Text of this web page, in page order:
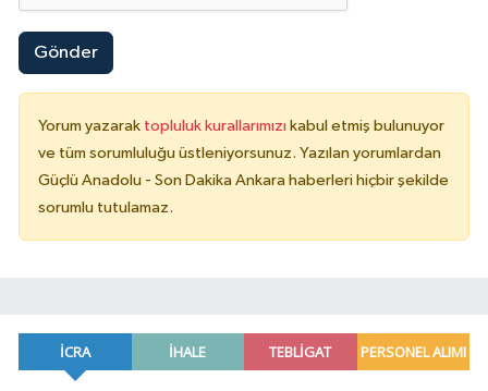
Gönder
Yorum yazarak topluluk kurallarımızı kabul etmiş bulunuyor
ve tüm sorumluluğu üstleniyorsunuz. Yazılan yorumlardan
Güçlü Anadolu - Son Dakika Ankara haberleri hiçbir şekilde
sorumlu tutulamaz.